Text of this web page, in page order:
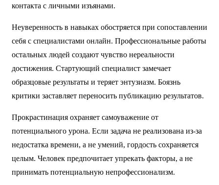
контакта с личными изъянами.
Неуверенность в навыках обостряется при сопоставлении
себя с специалистами онлайн. Профессиональные работы
остальных людей создают чувство нереальности
достижения. Стартующий специалист замечает
образцовые результаты и теряет энтузиазм. Боязнь
критики заставляет переносить публикацию результатов.
Прокрастинация охраняет самоуважение от
потенциального урона. Если задача не реализована из-за
недостатка времени, а не умений, гордость сохраняется
целым. Человек предпочитает упрекать факторы, а не
принимать потенциальную непрофессионализм.